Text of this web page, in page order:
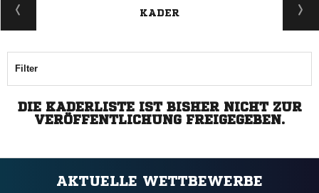
KADER
Filter
DIE KADERLISTE IST BISHER NICHT ZUR
VERÖFFENTLICHUNG FREIGEGEBEN.
AKTUELLE WETTBEWERBE